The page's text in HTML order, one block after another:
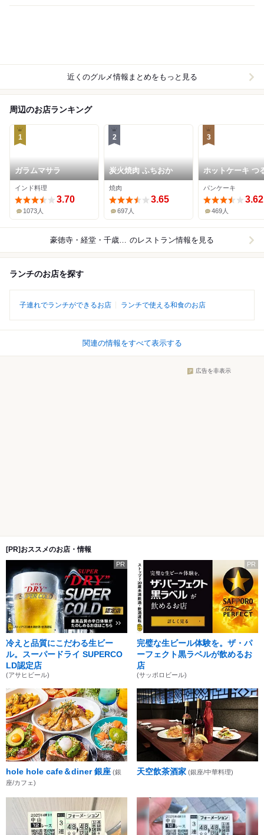
近くのグルメ情報まとめをもっと見る
周辺のお店ランキング
1
ガラムマサラ
インド料理
3.70
1073人
2
炭火焼肉 ふちおか
焼肉
3.65
697人
3
ホットケーキ つ
み舎
パンケーキ
3.62
469人
豪徳寺・経堂・千歳船橋 のレストラン情報を見る
ランチのお店を探す
子連れでランチができるお店 ランチで使える和食のお店
関連の情報をすべて表示する
広告を非表示
[PR]おススメのお店・情報
PR
冷えと品質にこだわる生ビー
ル。スーパードライ SUPERCO
LD認定店
(アサヒビール)
PR
完璧な生ビール体験を。ザ・パ
ーフェクト黒ラベルが飲めるお
店
(サッポロビール)
hole hole cafe＆diner 銀座 (銀
座/カフェ)
天空飲茶酒家 (銀座/中華料理)